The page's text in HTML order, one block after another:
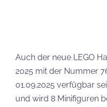
Auch der neue LEGO
2025 mit der Nummer
01.09.2025 verfügbar
und wird 8 Minifiguren